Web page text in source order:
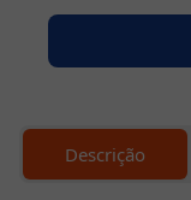
- FAQ
Primeiros
Descrição